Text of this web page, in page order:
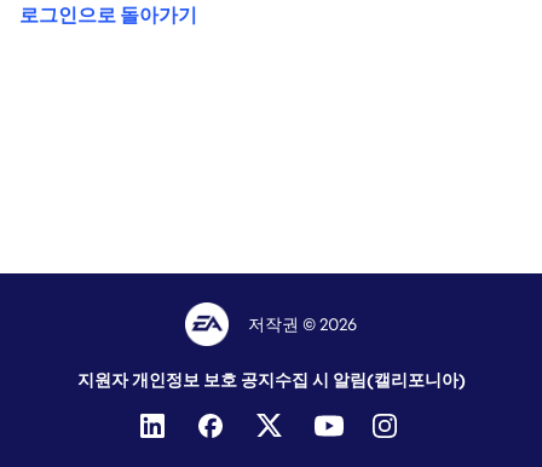
로그인으로 돌아가기
저작권 © 2026
지원자 개인정보 보호 공지수집 시 알림(캘리포니아)